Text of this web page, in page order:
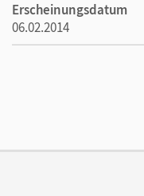
Erscheinungsdatum
06.02.2014